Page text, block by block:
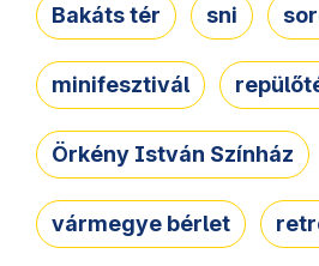
Bakáts tér sni
minifesztivál
Örkény István Színház
vármegye bérlet